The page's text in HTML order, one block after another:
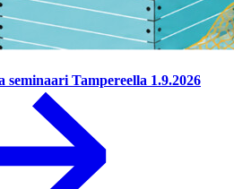
seminaari Tampereella 1.9.2026